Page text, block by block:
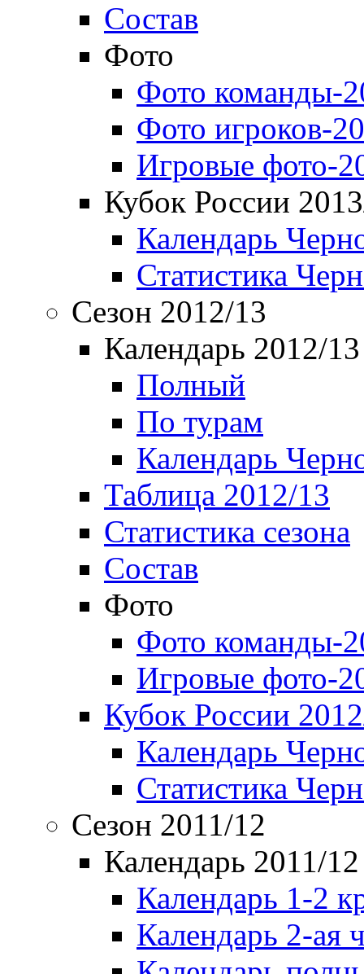
Состав
Фото
Фото команды-
Фото игроков-
Игровые фото-
Кубок России
Календарь
Статистика
Сезон 2012/13
Календарь 2012/13
Полный
По турам
Календарь
Таблица 2012/13
Статистика сезона
Состав
Фото
Фото команды-
Игровые фото-
Кубок России
Календарь
Статистика
Сезон 2011/12
Календарь 2011/12
Календарь 1-2
Календарь 2-ая